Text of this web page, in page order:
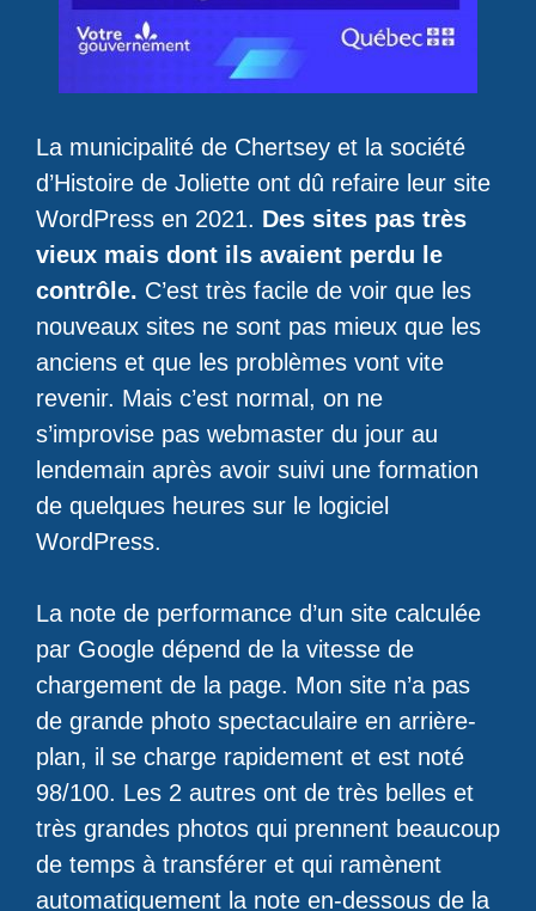
La municipalité de Chertsey et la société
d’Histoire de Joliette ont dû refaire leur site
WordPress en 2021. Des sites pas très
vieux mais dont ils avaient perdu le
contrôle. C’est très facile de voir que les
nouveaux sites ne sont pas mieux que les
anciens et que les problèmes vont vite
revenir. Mais c’est normal, on ne
s’improvise pas webmaster du jour au
lendemain après avoir suivi une formation
de quelques heures sur le logiciel
WordPress.
La note de performance d’un site calculée
par Google dépend de la vitesse de
chargement de la page. Mon site n’a pas
de grande photo spectaculaire en arrière-
plan, il se charge rapidement et est noté
98/100. Les 2 autres ont de très belles et
très grandes photos qui prennent beaucoup
de temps à transférer et qui ramènent
automatiquement la note en-dessous de la